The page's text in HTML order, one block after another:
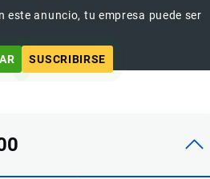
este anuncio, tu empresa puede ser
SUSCRIBIRSE